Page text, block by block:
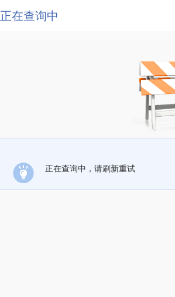
正在查询中
正在查询中，请刷新重试